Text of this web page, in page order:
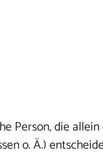
Person, die
o. Ä.)